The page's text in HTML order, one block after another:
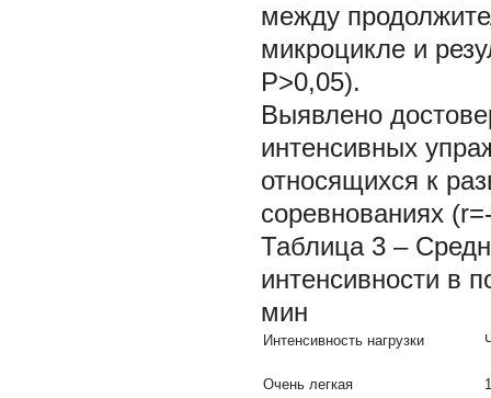
между
микроцикле и
Р>0,05).
Выявлено
интенсивных
относящихся к
соревнованиях
Таблица 3 –
интенсивности в
мин
Интенсивность нагрузки
Очень легкая